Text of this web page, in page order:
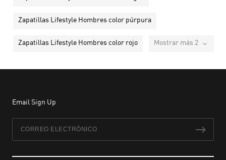
Zapatillas Lifestyle Hombres color púrpura
Zapatillas Lifestyle Hombres color rojo Mostrar más 2